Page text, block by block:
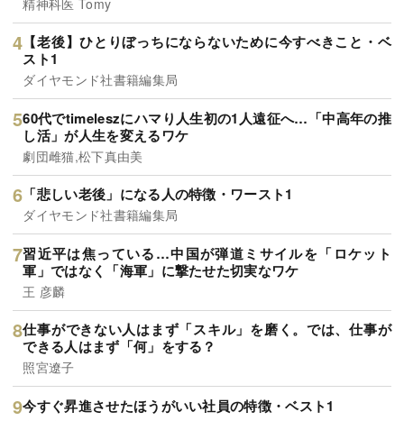
【老後】ひとりぼっちにならないために今すべきこと・ベ
スト1
ダイヤモンド社書籍編集局
60代でtimeleszにハマり人生初の1人遠征へ…「中高年の推
し活」が人生を変えるワケ
劇団雌猫,松下真由美
「悲しい老後」になる人の特徴・ワースト1
ダイヤモンド社書籍編集局
習近平は焦っている…中国が弾道ミサイルを「ロケット
軍」ではなく「海軍」に撃たせた切実なワケ
王 彦麟
仕事ができない人はまず「スキル」を磨く。では、仕事が
できる人はまず「何」をする？
照宮遼子
今すぐ昇進させたほうがいい社員の特徴・ベスト1